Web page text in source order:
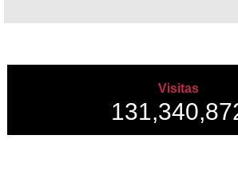
Visitas